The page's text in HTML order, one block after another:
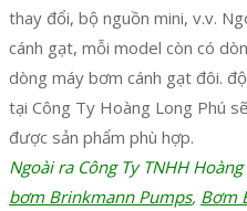
thay đổi, bộ nguồn mini, v.v.
cánh gạt, mỗi model còn có
dòng máy bơm cánh gạt đôi.
tại Công Ty Hoàng Long Phú
được sản phẩm phù hợp.
Ngoài ra Công Ty TNHH
bơm Brinkmann Pumps, Bơm